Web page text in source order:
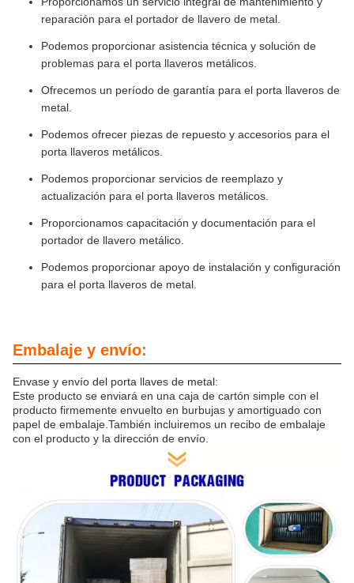
reparación para el portador de llavero de metal.
Podemos proporcionar asistencia técnica y solución de
problemas para el porta llaveros metálicos.
Ofrecemos un período de garantía para el porta llaveros de
metal.
Podemos ofrecer piezas de repuesto y accesorios para el
porta llaveros metálicos.
Podemos proporcionar servicios de reemplazo y
actualización para el porta llaveros metálicos.
Proporcionamos capacitación y documentación para el
portador de llavero metálico.
Podemos proporcionar apoyo de instalación y configuración
para el porta llaveros de metal.
Embalaje y envío:
Envase y envío del porta llaves de metal:
Este producto se enviará en una caja de cartón simple con el
producto firmemente envuelto en burbujas y amortiguado con
papel de embalaje.También incluiremos un recibo de embalaje
con el producto y la dirección de envío.